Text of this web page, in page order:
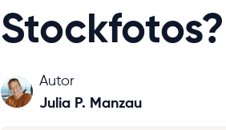
Stockfotos?
Autor
Julia P. Manzau